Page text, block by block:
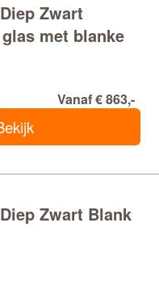
Zwart
met blanke
Vanaf € 863,-
Zwart Blank